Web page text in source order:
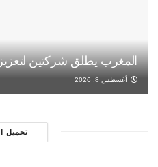
المغرب يطلق شركتين لتعزيز
أغسطس 8, 2026
تحميل